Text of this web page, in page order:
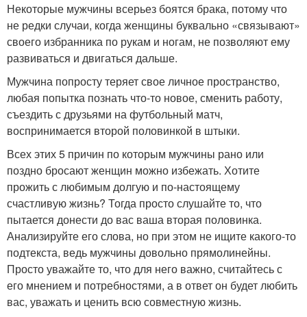
Некоторые мужчины всерьез боятся брака, потому что
не редки случаи, когда женщины буквально «связывают»
своего избранника по рукам и ногам, не позволяют ему
развиваться и двигаться дальше.
Мужчина попросту теряет свое личное пространство,
любая попытка познать что-то новое, сменить работу,
съездить с друзьями на футбольный матч,
воспринимается второй половинкой в штыки.
Всех этих 5 причин по которым мужчины рано или
поздно бросают женщин можно избежать. Хотите
прожить с любимым долгую и по-настоящему
счастливую жизнь? Тогда просто слушайте то, что
пытается донести до вас ваша вторая половинка.
Анализируйте его слова, но при этом не ищите какого-то
подтекста, ведь мужчины довольно прямолинейны.
Просто уважайте то, что для него важно, считайтесь с
его мнением и потребностями, а в ответ он будет любить
вас, уважать и ценить всю совместную жизнь.